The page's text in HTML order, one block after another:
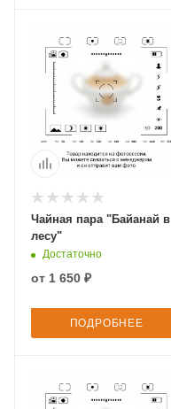
Чайная пара "Байанай в
лесу"
Достаточно
от 1 650 ₽
ПОДРОБНЕЕ